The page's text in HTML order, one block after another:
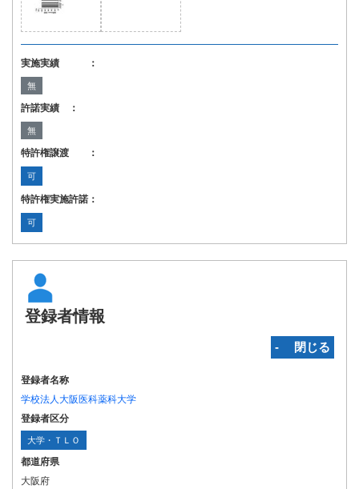
実施実績 ：
無
許諾実績 ：
無
特許権譲渡 ：
可
特許権実施許諾：
可
登録者情報
‐ 閉じる
登録者名称
学校法人大阪医科薬科大学
登録者区分
大学・ＴＬＯ
都道府県
大阪府